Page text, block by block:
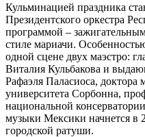
Кульминацией праздника
Президентского оркестра
программой –
стиле мариачи.
одной сцене двух маэстро:
Виталия Кульбакова и
Рафаэля Паласиоса,
университета Сорбонна,
национальной
музыки Мексики начнется в
городской ратуши.